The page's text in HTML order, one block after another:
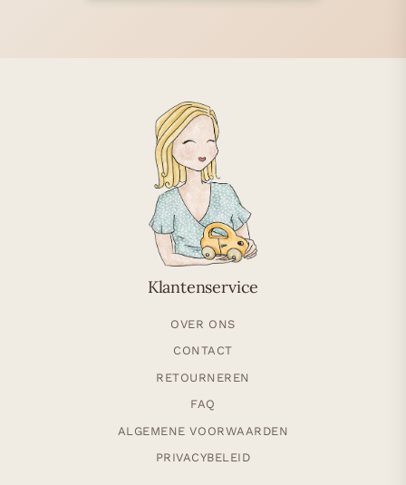
Klantenservice
OVER ONS
CONTACT
RETOURNEREN
FAQ
ALGEMENE VOORWAARDEN
PRIVACYBELEID